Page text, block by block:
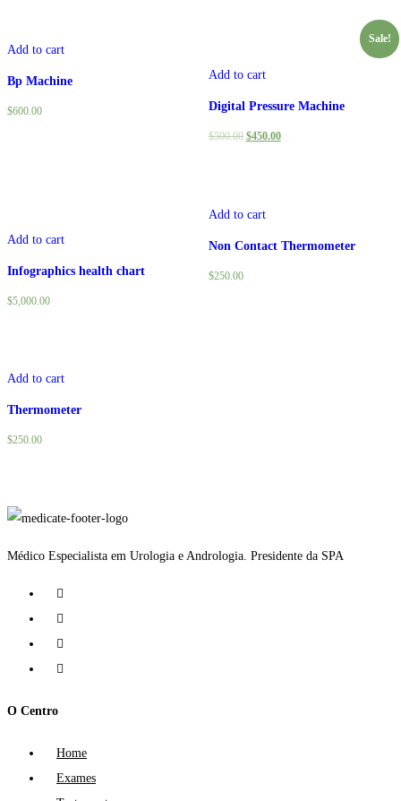
Add to cart
Bp Machine
$600.00
Sale!
Add to cart
Digital Pressure Machine
$500.00 $450.00
Add to cart
Infographics health chart
$5,000.00
Add to cart
Non Contact Thermometer
$250.00
Add to cart
Thermometer
$250.00
Médico Especialista em Urologia e Andrologia. Presidente da SPA
O Centro
Home
Exames